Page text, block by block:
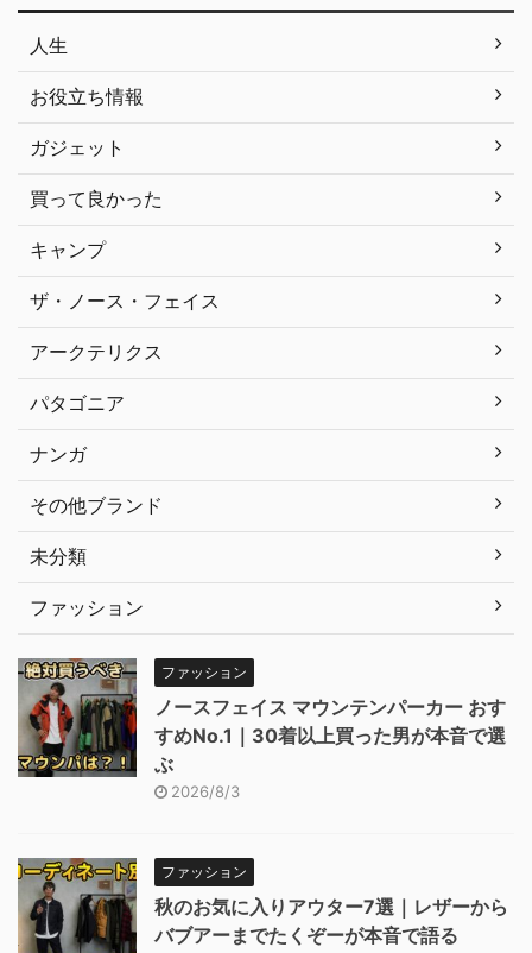
人生
お役立ち情報
ガジェット
買って良かった
キャンプ
ザ・ノース・フェイス
アークテリクス
パタゴニア
ナンガ
その他ブランド
未分類
ファッション
ファッション
ノースフェイス マウンテンパーカー おす
すめNo.1｜30着以上買った男が本音で選
ぶ
2026/8/3
ファッション
秋のお気に入りアウター7選｜レザーから
バブアーまでたくぞーが本音で語る